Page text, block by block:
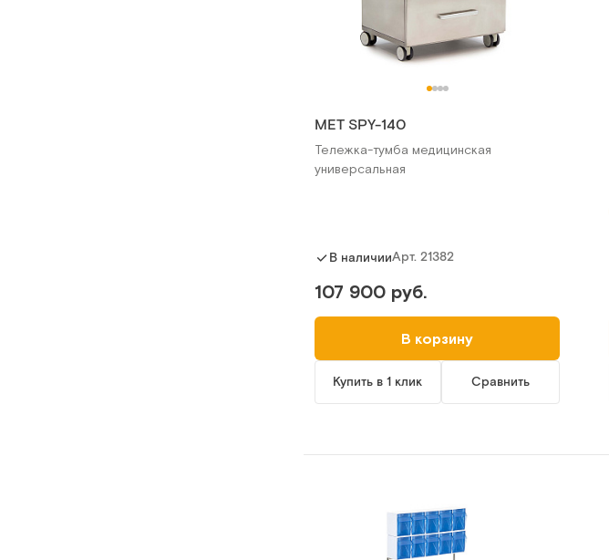
МЕТ SPY-140
Тележка-тумба медицинская
универсальная
В наличииАрт. 21382
107 900 руб.
В корзину
Купить в 1 клик Сравнить